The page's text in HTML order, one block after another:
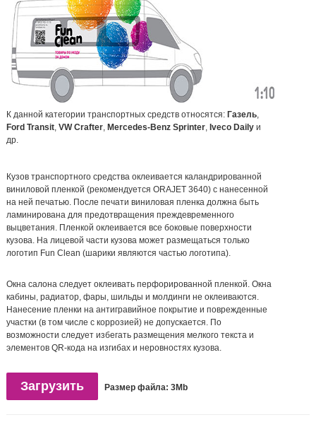
К данной категории транспортных средств относятся: Газель,
Ford Transit, VW Crafter, Mercedes-Benz Sprinter, Iveco Dailyи
др.
Кузов транспортного средства оклеивается каландрированной
виниловой пленкой (рекомендуется ORAJET 3640) с нанесенной
на ней печатью. После печати виниловая пленка должна быть
ламинирована для предотвращения преждевременного
выцветания. Пленкой оклеивается все боковые поверхности
кузова. На лицевой части кузова может размещаться только
логотип Fun Clean (шарики являются частью логотипа).
Окна салона следует оклеивать перфорированной пленкой. Окна
кабины, радиатор, фары, шильды и молдинги не оклеиваются.
Нанесение пленки на антигравийное покрытие и поврежденные
участки (в том числе с коррозией) не допускается. По
возможности следует избегать размещения мелкого текста и
элементов QR-кода на изгибах и неровностях кузова.
Загрузить Размер файла: 3Mb